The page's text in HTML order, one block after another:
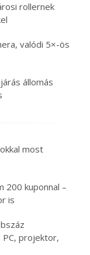
rollernek
valódi 5×-ös
állomás
most
200 kuponnal –
is
projektor,